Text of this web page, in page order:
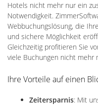
Hotels nicht mehr nur ein
Notwendigkeit.
Webbuchungslösung, die
und sichere Möglichkeit
Gleichzeitig profitieren Sie
viele Buchungen nicht mehr
Ihre Vorteile auf einen
Zeitersparnis: Mit